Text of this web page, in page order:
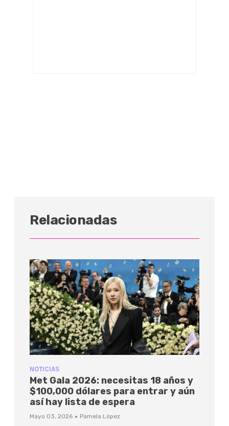
Relacionadas
NOTICIAS
Met Gala 2026: necesitas 18 años y
$100,000 dólares para entrar y aún
así hay lista de espera
Mayo 03, 2026 · Pamela López